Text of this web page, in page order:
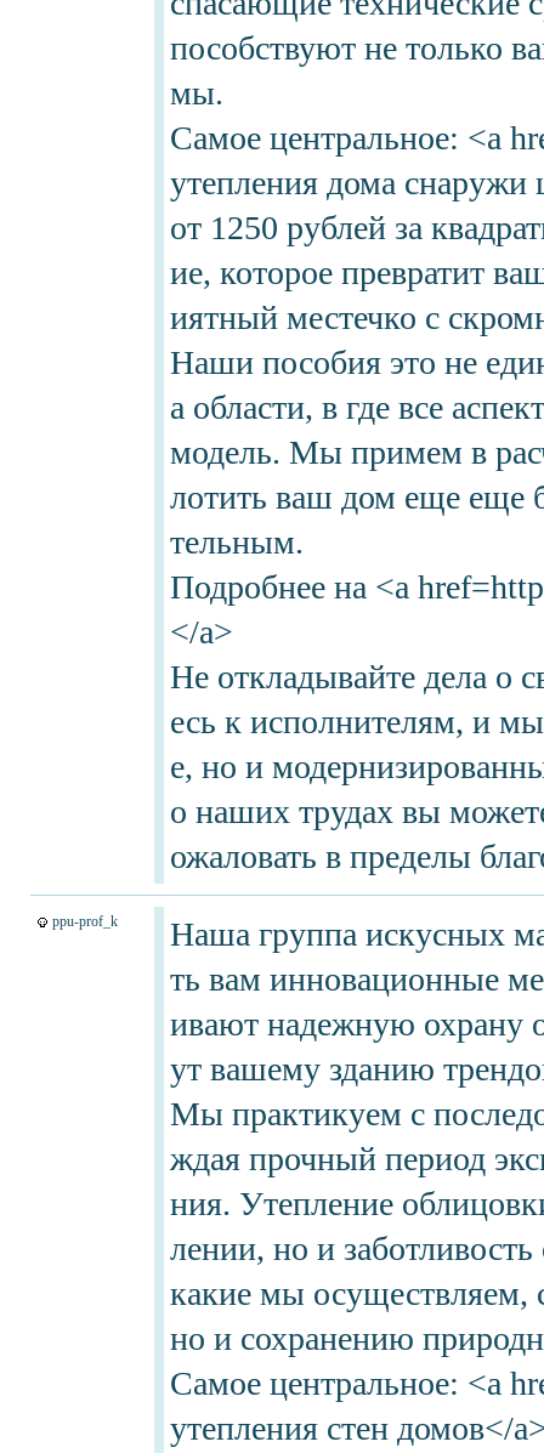
пособствуют не только
мы.
Самое центральное: <a
утепления дома снаружи
от 1250 рублей за
ие, которое превратит
иятный местечко с
Наши пособия это не
а области, в где все
модель. Мы примем в
лотить ваш дом еще еще
тельным.
Подробнее на <a
</a>
Не откладывайте дела о
есь к исполнителям, и
е, но и
о наших трудах вы
ожаловать в пределы
ppu-prof_k
Наша группа искусных
ть вам инновационные
ивают надежную охрану
ут вашему зданию
Мы практикуем с
ждая прочный период
ния. Утепление
лении, но и
какие мы осуществляем,
но и сохранению
Самое центральное: <a
утепления стен домов</